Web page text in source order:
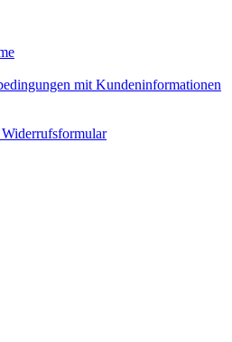
mit Kundeninformationen